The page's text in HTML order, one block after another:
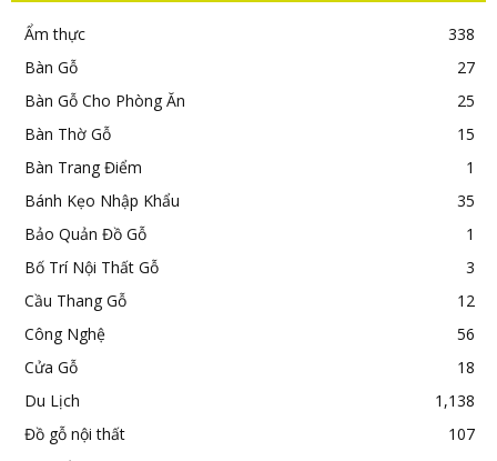
Ẩm thực
338
Bàn Gỗ
27
Bàn Gỗ Cho Phòng Ăn
25
Bàn Thờ Gỗ
15
Bàn Trang Điểm
1
Bánh Kẹo Nhập Khẩu
35
Bảo Quản Đồ Gỗ
1
Bố Trí Nội Thất Gỗ
3
Cầu Thang Gỗ
12
Công Nghệ
56
Cửa Gỗ
18
Du Lịch
1,138
Đồ gỗ nội thất
107